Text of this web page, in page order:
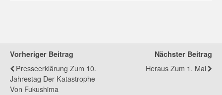
Vorheriger Beitrag
Presseerklärung Zum 10.
Jahrestag Der Katastrophe
Von Fukushima
Nächster Beitrag
Heraus Zum 1. Mai